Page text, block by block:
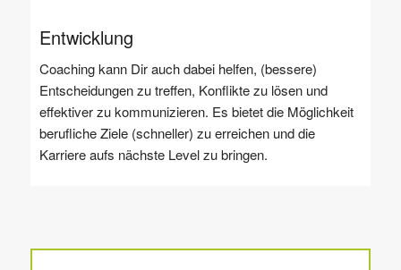
Entwicklung
Coaching kann Dir auch dabei helfen, (bessere)
Entscheidungen zu treffen, Konflikte zu lösen und
effektiver zu kommunizieren. Es bietet die Möglichkeit
berufliche Ziele (schneller) zu erreichen und die
Karriere aufs nächste Level zu bringen.